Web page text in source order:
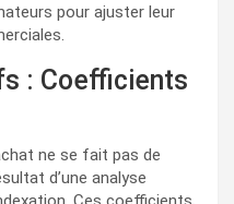
pour ajuster leur
: Coefficients
ne se fait pas de
d’une analyse